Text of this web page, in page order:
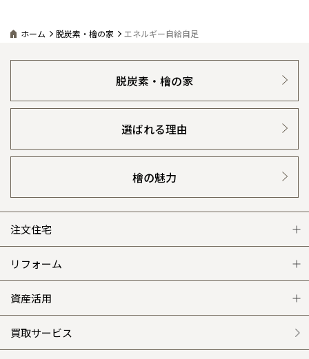
ホーム 脱炭素・檜の家 エネルギー自給自足
脱炭素・檜の家
選ばれる理由
檜の魅力
注文住宅
注文住宅 トップ
グレートステージ
クレステージ
リフォーム
リフォーム トップ
リフォームメニュー
資産活用
資産活用 トップ
買取サービス